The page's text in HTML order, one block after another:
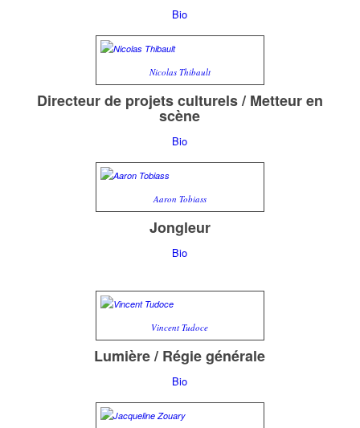
Bio
Nicolas Thibault
Directeur de projets culturels / Metteur en
scène
Bio
Aaron Tobiass
Jongleur
Bio
Vincent Tudoce
Lumière / Régie générale
Bio